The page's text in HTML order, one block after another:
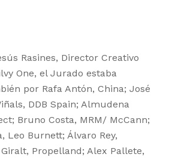
Rasines, Director Creativo
One, el Jurado estaba
por Rafa Antón, China; José
DDB Spain; Almudena
Bruno Costa, MRM/ McCann;
Leo Burnett; Álvaro Rey,
Propelland; Alex Pallete,